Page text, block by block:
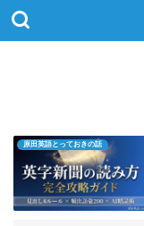
原田英語とっておきの話